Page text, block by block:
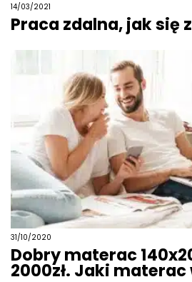
14/03/2021
Praca zdalna, jak się
31/10/2020
Dobry materac
2000zł. Jaki